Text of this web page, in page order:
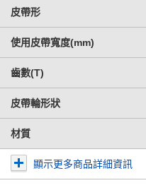
皮帶形
使用皮帶寬度(mm)
齒數(T)
皮帶輪形狀
材質
顯示更多商品詳細資訊